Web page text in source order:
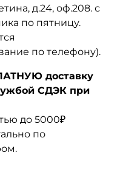
д.24, оф.208. с
по пятницу.
по телефону).
доставку
СДЭК при
до 5000₽
по